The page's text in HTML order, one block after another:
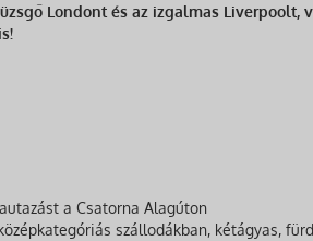
Londont és az izgalmas Liverpoolt,
a Csatorna Alagúton
szállodákban, kétágyas,